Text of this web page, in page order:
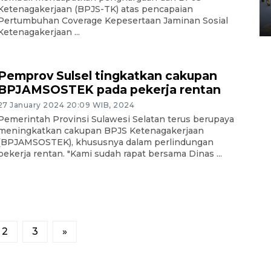
(BPJS-TK) atas pencapaian
Coverage Kepesertaan Jaminan Sosial
...
Sulsel tingkatkan cakupan
pada pekerja rentan
January 2024 20:09 WIB, 2024
Provinsi Sulawesi Selatan terus berupaya
cakupan BPJS Ketenagakerjaan
khususnya dalam perlindungan
rentan. "Kami sudah rapat bersama Dinas ...
2 3 »
Yogyakarta
02 April 2026 12:51 WIB